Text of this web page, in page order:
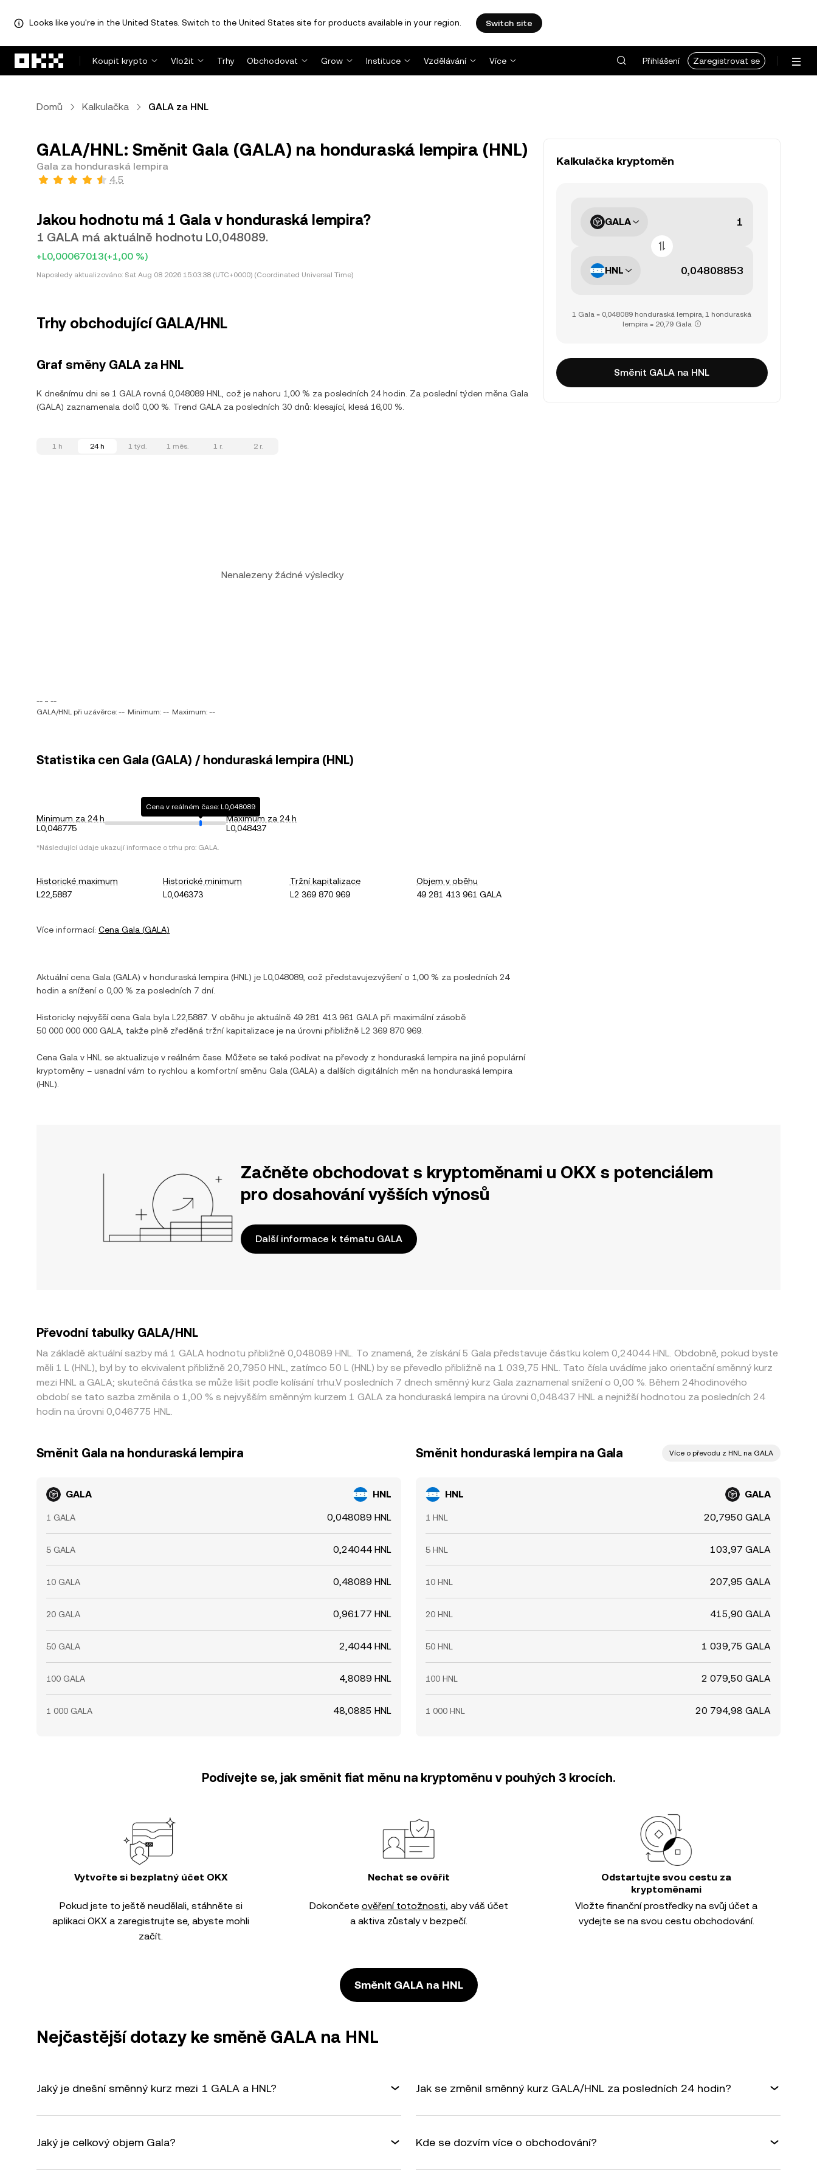
Looks like you're in the United States. Switch to the United States site for products available in your region. Switch site
Koupit krypto
Vložit Trhy Obchodovat Grow Instituce Vzdělávání Více Přihlášení Zaregistrovat se
Domů Kalkulačka GALA za HNL
GALA/HNL: Směnit Gala (GALA) na honduraská lempira (HNL)
Gala za honduraská lempira
4,5
Jakou hodnotu má 1 Gala v honduraská lempira?
1 GALA má aktuálně hodnotu L0,048089.
+L0,00067013(+1,00 %)
Naposledy aktualizováno: Sat Aug 08 2026 15:03:38 (UTC+0000) (Coordinated Universal Time)
Trhy obchodující GALA/HNL
Graf směny GALA za HNL
K dnešnímu dni se 1 GALA rovná 0,048089 HNL, což je nahoru 1,00 % za posledních 24 hodin. Za poslední týden měna Gala
(GALA) zaznamenala dolů 0,00 %. Trend GALA za posledních 30 dnů: klesající, klesá 16,00 %.
1 h 24 h 1 týd. 1 měs. 1 r. 2 r.
Nenalezeny žádné výsledky
-- ~ --
GALA/HNL při uzávěrce: -- Minimum: -- Maximum: --
Statistika cen Gala (GALA) / honduraská lempira (HNL)
Minimum za 24 h
L0,046775
Cena v reálném čase: L0,048089
Maximum za 24 h
L0,048437
*Následující údaje ukazují informace o trhu pro: GALA.
Historické maximum
L22,5887
Historické minimum
L0,046373
Tržní kapitalizace
L2 369 870 969
Objem v oběhu
49 281 413 961 GALA
Více informací: Cena Gala (GALA)
Aktuální cena Gala (GALA) v honduraská lempira (HNL ) je L0,048089 , což představujezvýšenío 1,00 % za posledních 24
hodin a sníženío 0,00 % za posledních 7 dní.
Historicky nejvyšší cena Gala byla L22,5887 . V oběhu je aktuálně 49 281 413 961 GALA při maximální zásobě
50 000 000 000 GALA , takže plně zředěná tržní kapitalizace je na úrovni přibližně L2 369 870 969
Cena Gala v HNL se aktualizuje v reálném čase. Můžete se také podívat na převody z honduraská lempira na jiné populární
kryptoměny – usnadní vám to rychlou a komfortní směnu Gala (GALA) a dalších digitálních měn na honduraská lempira
(HNL ).
Kalkulačka kryptoměn
GALA
HNL
1 Gala = 0,048089 honduraská lempira, 1 honduraská
lempira = 20,79 Gala
Směnit GALA na HNL
Začněte obchodovat s kryptoměnami u OKX s potenciálem
pro dosahování vyšších výnosů
Další informace k tématu GALA
Převodní tabulky GALA/HNL
Na základě aktuální sazby má 1 GALA hodnotu přibližně 0,048089 HNL. To znamená, že získání 5 Gala představuje částku kolem 0,24044 HNL. Obdobně, pokud byste
měli 1 L (HNL), byl by to ekvivalent přibližně 20,7950 HNL, zatímco 50 L (HNL) by se převedlo přibližně na 1 039,75 HNL. Tato čísla uvádíme jako orientační směnný kurz
mezi HNL a GALA; skutečná částka se může lišit podle kolísání trhu.V posledních 7 dnech směnný kurz Gala zaznamenal snížení o 0,00 %. Během 24hodinového
období se tato sazba změnila o 1,00 % s nejvyšším směnným kurzem 1 GALA za honduraská lempira na úrovni 0,048437 HNL a nejnižší hodnotou za posledních 24
hodin na úrovni 0,046775 HNL.
Směnit Gala na honduraská lempira
GALA HNL
1 GALA 0,048089 HNL
5 GALA 0,24044 HNL
10 GALA 0,48089 HNL
20 GALA 0,96177 HNL
50 GALA 2,4044 HNL
100 GALA 4,8089 HNL
1 000 GALA 48,0885 HNL
Směnit honduraská lempira na Gala Více o převodu z HNL na GALA
HNL GALA
1 HNL 20,7950 GALA
5 HNL 103,97 GALA
10 HNL 207,95 GALA
20 HNL 415,90 GALA
50 HNL 1 039,75 GALA
100 HNL 2 079,50 GALA
1 000 HNL 20 794,98 GALA
Podívejte se, jak směnit fiat měnu na kryptoměnu v pouhých 3 krocích.
Vytvořte si bezplatný účet OKX
Pokud jste to ještě neudělali, stáhněte si
aplikaci OKX a zaregistrujte se, abyste mohli
začít.
Nechat se ověřit
Dokončete ověření totožnosti, aby váš účet
a aktiva zůstaly v bezpečí.
Odstartujte svou cestu za
kryptoměnami
Vložte finanční prostředky na svůj účet a
vydejte se na svou cestu obchodování.
Směnit GALA na HNL
Nejčastější dotazy ke směně GALA na HNL
Jaký je dnešní směnný kurz mezi 1 GALA a HNL? Jak se změnil směnný kurz GALA/HNL za posledních 24 hodin?
Jaký je celkový objem Gala? Kde se dozvím více o obchodování?